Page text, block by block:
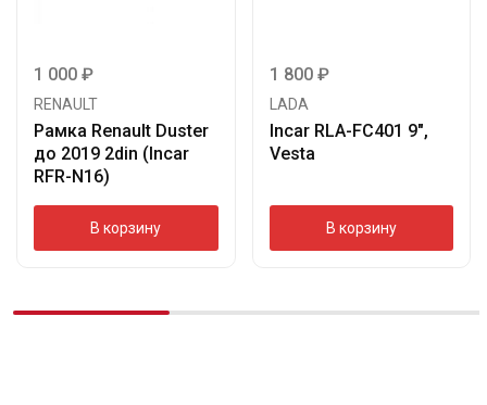
1 000 ₽
RENAULT
Рамка Renault Duster
до 2019 2din (Incar
RFR-N16)
В корзину
1 800 ₽
LADA
Incar RLA-FC401 9″,
Vesta
В корзину